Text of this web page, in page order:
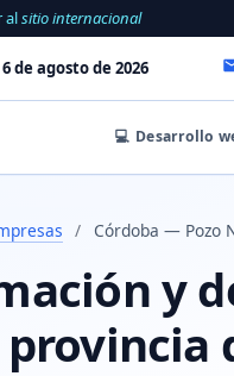
alsitio internacional
6 de agosto de 2026
💻 Desarrollo
/ Córdoba — Pozo
y